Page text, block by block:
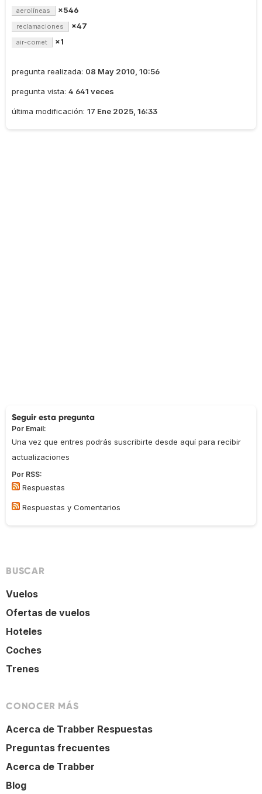
aerolíneas ×546
reclamaciones ×47
air-comet ×1
pregunta realizada: 08 May 2010, 10:56
pregunta vista: 4 641 veces
última modificación: 17 Ene 2025, 16:33
Seguir esta pregunta
Por Email:
Una vez que entres podrás suscribirte desde aquí para recibir
actualizaciones
Por RSS:
Respuestas
Respuestas y Comentarios
BUSCAR
Vuelos
Ofertas de vuelos
Hoteles
Coches
Trenes
CONOCER MÁS
Acerca de Trabber Respuestas
Preguntas frecuentes
Acerca de Trabber
Blog